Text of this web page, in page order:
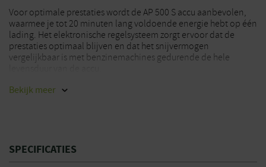
Voor optimale prestaties wordt de AP 500 S accu aanbevolen,
waarmee je tot 20 minuten lang voldoende energie hebt op één
lading. Het elektronische regelsysteem zorgt ervoor dat de
prestaties optimaal blijven en dat het snijvermogen
vergelijkbaar is met benzinemachines gedurende de hele
Door zijn emissievrije werking kan de
Machine wordt geleverd met 1 kunstharsschijf, diamant
zaagblad moet los bijbesteld worden.
Bekijk meer
SPECIFICATIES